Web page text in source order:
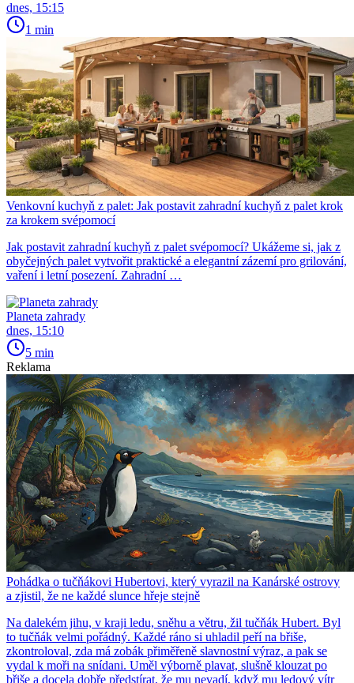
dnes, 15:15
1 min
Venkovní kuchyň z palet: Jak postavit zahradní kuchyň z palet krok
za krokem svépomocí
Jak postavit zahradní kuchyň z palet svépomocí? Ukážeme si, jak z
obyčejných palet vytvořit praktické a elegantní zázemí pro grilování,
vaření i letní posezení. Zahradní …
Planeta zahrady
dnes, 15:10
5 min
Reklama
Pohádka o tučňákovi Hubertovi, který vyrazil na Kanárské ostrovy
a zjistil, že ne každé slunce hřeje stejně
Na dalekém jihu, v kraji ledu, sněhu a větru, žil tučňák Hubert. Byl
to tučňák velmi pořádný. Každé ráno si uhladil peří na břiše,
zkontroloval, zda má zobák přiměřeně slavnostní výraz, a pak se
vydal k moři na snídani. Uměl výborně plavat, slušně klouzat po
břiše a docela dobře předstírat, že mu nevadí, když mu ledový vítr